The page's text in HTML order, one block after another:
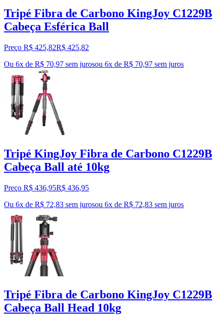
Tripé Fibra de Carbono KingJoy C1229B
Cabeça Esférica Ball
Preço R$ 425,82R$ 425,82
Ou 6x de R$ 70,97 sem jurosou 6x de R$ 70,97 sem juros
Tripé KingJoy Fibra de Carbono C1229B
Cabeça Ball até 10kg
Preço R$ 436,95R$ 436,95
Ou 6x de R$ 72,83 sem jurosou 6x de R$ 72,83 sem juros
Tripé Fibra de Carbono KingJoy C1229B
Cabeça Ball Head 10kg